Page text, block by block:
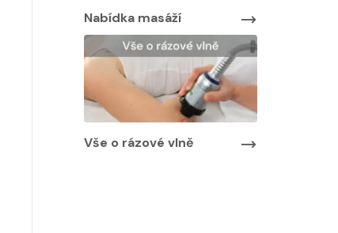
Vše o rázové vlně